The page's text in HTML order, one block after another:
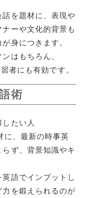
を題材に、表現や
ーや文化的背景も
身につきます。
はもちろん、
者にも有効です。
術
たい人
に、最新の時事英
ず、背景知識やキ
語でインプットし
を鍛えられるのが